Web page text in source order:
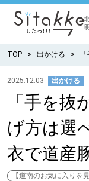
CATEGORY カテ
食べる
出かける
TOP 出かける
2025.12.03 出かける
「手を抜
げ方は選
衣で道産
【道南のお気に入りを